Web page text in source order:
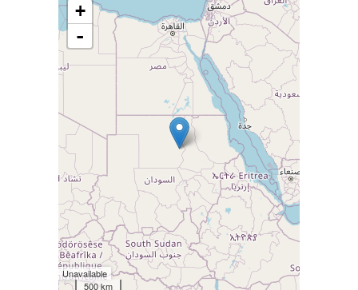
+
-
Unavailable
500 km